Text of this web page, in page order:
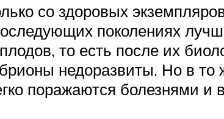
со здоровых
поколениях
то есть после их
недоразвиты. Но в
поражаются болезнями